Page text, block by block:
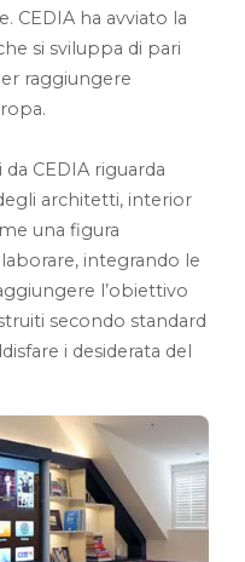
CEDIA ha avviato la
si sviluppa di pari
raggiungere
CEDIA riguarda
architetti, interior
una figura
integrando le
l’obiettivo
secondo standard
i desiderata del